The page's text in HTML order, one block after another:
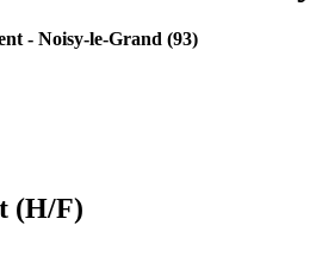
- Noisy-le-Grand (93)
(H/F)